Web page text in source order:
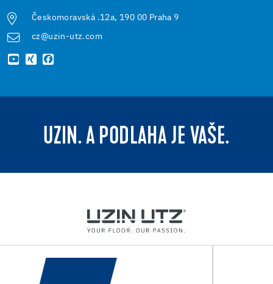
Českomoravská .12a, 190 00 Praha 9
cz@uzin-utz.com
UZIN. A PODLAHA JE VAŠE.